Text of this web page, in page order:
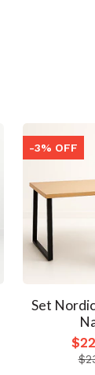
-3% OFF
Set